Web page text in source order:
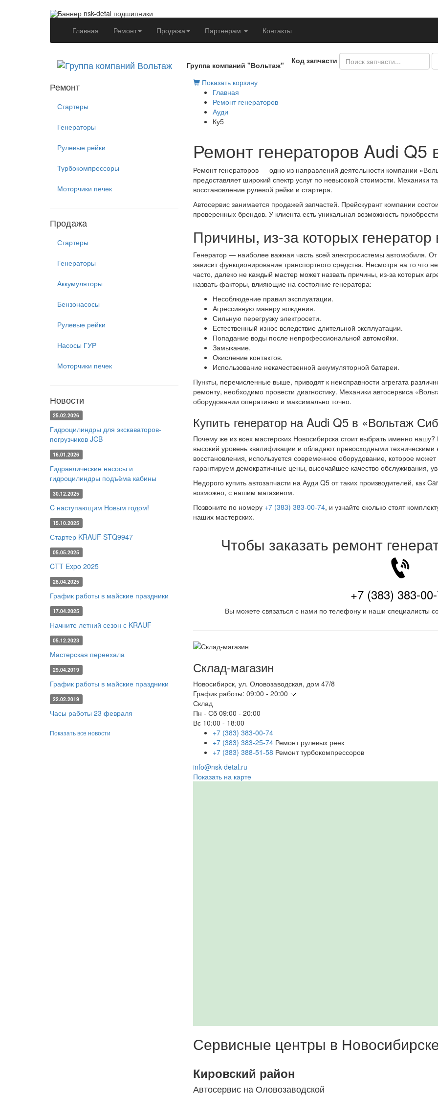
Главная (current)Ремонт Продажа Партнерам Контакты
Группа компаний "Вольтаж"
Код запчасти
Ремонт
Стартеры
Генераторы
Рулевые рейки
Турбокомпрессоры
Моторчики печек
Продажа
Стартеры
Генераторы
Аккумуляторы
Бензонасосы
Рулевые рейки
Насосы ГУР
Моторчики печек
Новости
25.02.2026
Гидроцилиндры для экскаваторов-
погрузчиков JCB
16.01.2026
Гидравлические насосы и
гидроцилиндры подъёма кабины
30.12.2025
C наступающим Новым годом!
15.10.2025
Стартер KRAUF STQ9947
05.05.2025
CTT Expo 2025
28.04.2025
График работы в майские праздники
17.04.2025
Начните летний сезон с KRAUF
05.12.2023
Мастерская переехала
29.04.2019
График работы в майские праздники
22.02.2019
Часы работы 23 февраля
Показать все новости
Показать корзину
Главная
Ремонт генераторов
Ауди
Ку5
Ремонт генераторов Audi Q5
Ремонт генераторов — одно из направлений деятельности компании
предоставляет широкий спектр услуг по невысокой стоимости. Механики
восстановление рулевой рейки и стартера.
Автосервис занимается продажей запчастей. Прейскурант компании
проверенных брендов. У клиента есть уникальная возможность
Причины, из-за которых генератор
Генератор — наиболее важная часть всей электросистемы автомобиля. От
зависит функционирование транспортного средства. Несмотря на то что
часто, далеко не каждый мастер может назвать причины, из-за которых
назвать факторы, влияющие на состояние генератора:
Несоблюдение правил эксплуатации.
Агрессивную манеру вождения.
Сильную перегрузку электросети.
Естественный износ вследствие длительной эксплуатации.
Попадание воды после непрофессиональной автомойки.
Замыкание.
Окисление контактов.
Использование некачественной аккумуляторной батареи.
Пункты, перечисленные выше, приводят к неисправности агрегата
ремонту, необходимо провести диагностику. Механики автосервиса
оборудовании оперативно и максимально точно.
Купить генератор на Audi Q5 в «Вольтаж
Почему же из всех мастерских Новосибирска стоит выбрать именно
высокий уровень квалификации и обладают превосходными
восстановления, используется современное оборудование, которое
гарантируем демократичные цены, высочайшее качество обслуживания,
Недорого купить автозапчасти на Ауди Q5 от таких производителей,
возможно, с нашим магазином.
Позвоните по номеру +7 (383) 383-00-74, и узнайте сколько стоят
наших мастерских.
Чтобы заказать ремонт
+7 (383) 383-
Вы можете связаться с нами по телефону и наши специалисты
Склад-магазин
Новосибирск, ул. Оловозаводская, дом 47/8
График работы: 09:00 - 20:00
Склад
Пн - Сб 09:00 - 20:00
Вс 10:00 - 18:00
+7 (383) 383-00-74
+7 (383) 383-25-74 Ремонт рулевых реек
+7 (383) 388-51-58 Ремонт турбокомпрессоров
info@nsk-detal.ru
Показать на карте
Сервисные центры в
Кировский район
Автосервис на Оловозаводской